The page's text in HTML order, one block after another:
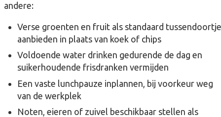
andere:
Verse groenten en fruit als standaard tussendoortje
aanbieden in plaats van koek of chips
Voldoende water drinken gedurende de dag en
suikerhoudende frisdranken vermijden
Een vaste lunchpauze inplannen, bij voorkeur weg
van de werkplek
Noten, eieren of zuivel beschikbaar stellen als